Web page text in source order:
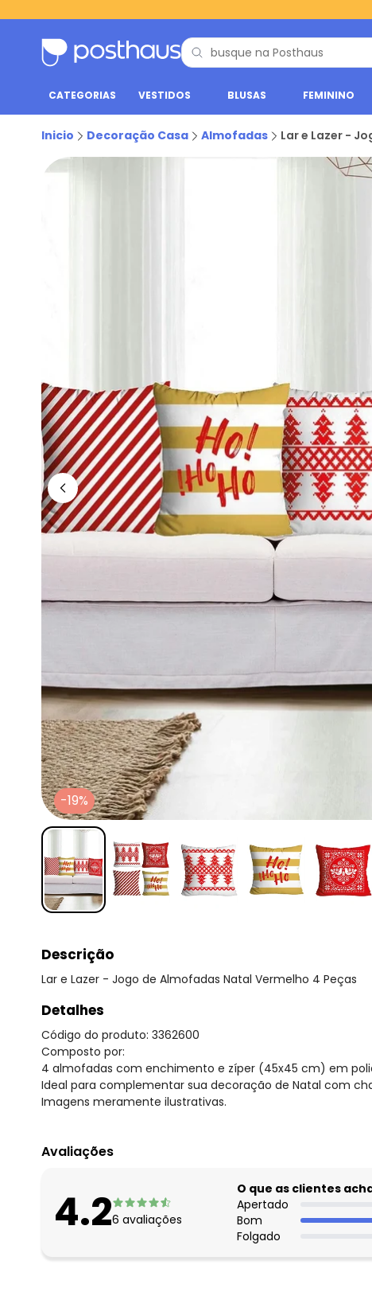
CATEGORIAS VESTIDOS BLUSAS FEMININO
Inicio Decoração Casa Almofadas Lar e Lazer -
-19%
Descrição
Lar e Lazer - Jogo de Almofadas Natal Vermelho 4 Peças
Detalhes
Código do produto: 3362600
Composto por:
4 almofadas com enchimento e zíper (45x45 cm) em
Ideal para complementar sua decoração de Natal com
Imagens meramente ilustrativas.
Avaliações
4.26 avaliações
O que as clientes
Apertado
Bom
Folgado